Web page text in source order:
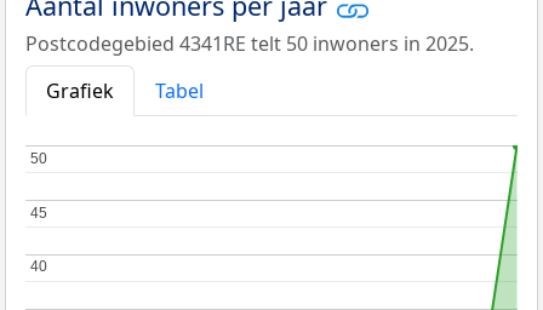
Postcodegebied 4341RE telt 50 inwoners in 2025.
Grafiek
Tabel
40
40
45
45
50
50